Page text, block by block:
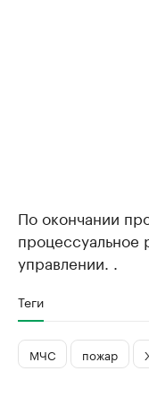
По окончании
процессуальное
управлении. .
Теги
МЧС пожар